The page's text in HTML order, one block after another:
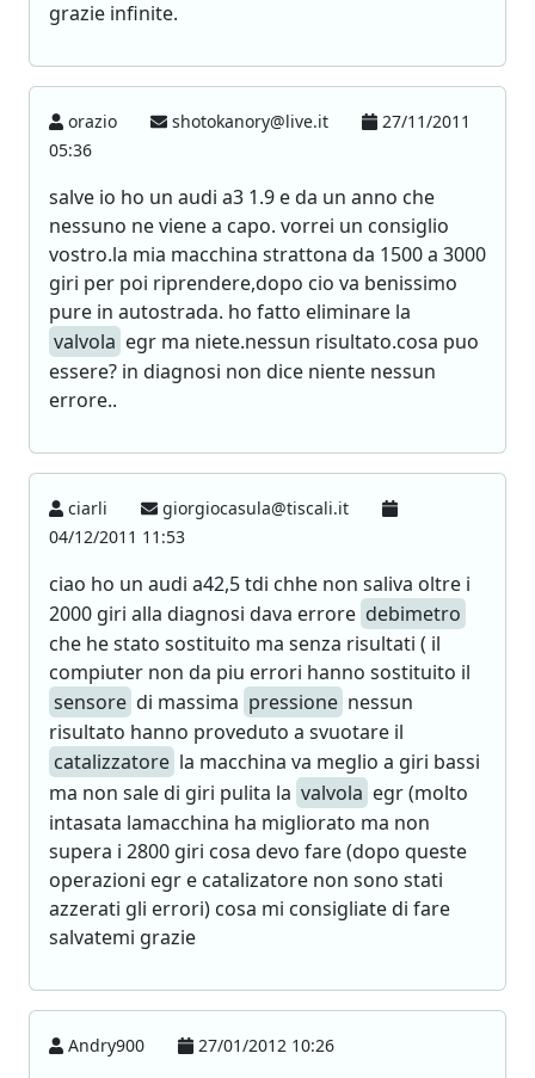
grazie infinite.
orazio shotokanory@live.it
27/11/2011
05:36
salve io ho un audi a3 1.9 e da un anno che
nessuno ne viene a capo. vorrei un consiglio
vostro.la mia macchina strattona da 1500 a 3000
giri per poi riprendere,dopo cio va benissimo
pure in autostrada. ho fatto eliminare la
valvola egr ma niete.nessun risultato.cosa puo
essere? in diagnosi non dice niente nessun
errore..
ciarli
giorgiocasula@tiscali.it
04/12/2011 11:53
ciao ho un audi a42,5 tdi chhe non saliva oltre i
2000 giri alla diagnosi dava errore debimetro
che he stato sostituito ma senza risultati ( il
compiuter non da piu errori hanno sostituito il
sensore di massima pressione nessun
risultato hanno proveduto a svuotare il
catalizzatore la macchina va meglio a giri bassi
ma non sale di giri pulita la valvola egr (molto
intasata lamacchina ha migliorato ma non
supera i 2800 giri cosa devo fare (dopo queste
operazioni egr e catalizatore non sono stati
azzerati gli errori) cosa mi consigliate di fare
salvatemi grazie
Andry900 27/01/2012 10:26